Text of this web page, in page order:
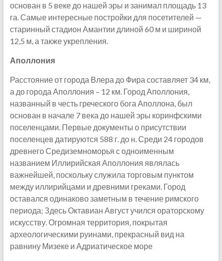
основан в 5 веке до нашей эры и занимал площадь 13
га. Самые интересные постройки для посетителей —
старинный стадион Амантии длиной 60 м и шириной
12,5 м, а также укрепления.
Аполлония
Расстояние от города Влера до Фира составляет 34 км,
а до города Аполлония – 12 км. Город Аполлония,
названный в честь греческого бога Аполлона, был
основан в начале 7 века до нашей эры коринфскими
поселенцами. Первые документы о присутствии
поселенцев датируются 588 г. до н. Среди 24 городов
древнего Средиземноморья с одноименным
названием Иллирийская Аполлония являлась
важнейшей, поскольку служила торговым пунктом
между иллирийцами и древними греками. Город
оставался одинаково заметным в течение римского
периода; Здесь Октавиан Август учился ораторскому
искусству. Огромная территория, покрытая
археологическими руинами, прекрасный вид на
равнину Мизеке и Адриатическое море